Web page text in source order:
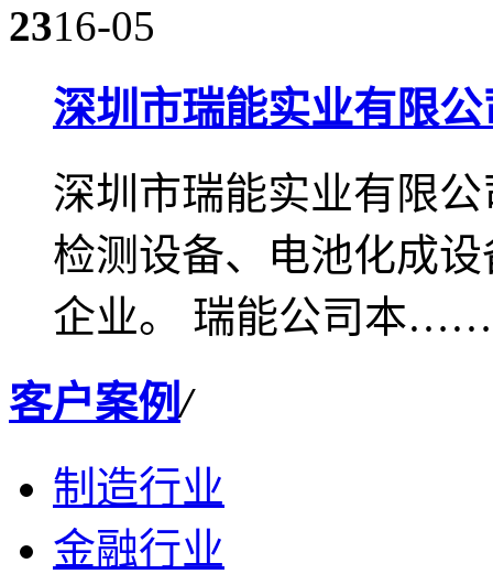
2316-05
深圳市瑞能实业有限公
深圳市瑞能实业有限
检测设备、电池化成
企业。 瑞能公司本
客户案例/
制造行业
金融行业